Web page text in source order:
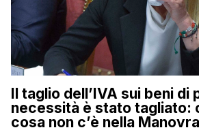
Il taglio dell’IVA sui beni di
necessità è stato tagliato:
cosa non c’è nella